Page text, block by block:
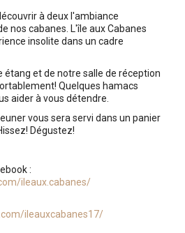
à deux l'ambiance
nos cabanes. L'île aux Cabanes
insolite dans un cadre
étang et de notre salle de réception
Quelques hamacs
aider à vous détendre.
vous sera servi dans un panier
Dégustez!
:
ileaux.cabanes/
ileauxcabanes17/